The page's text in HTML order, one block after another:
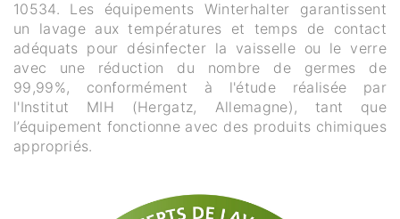
10534. Les équipements Winterhalter garantissent
un lavage aux températures et temps de contact
adéquats pour désinfecter la vaisselle ou le verre
avec une réduction du nombre de germes de
99,99%, conformément à l'étude réalisée par
l'Institut MIH (Hergatz, Allemagne), tant que
l’équipement fonctionne avec des produits chimiques
appropriés.